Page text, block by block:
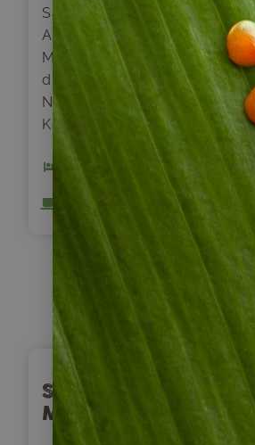
Santiago de Chile nach
Atacama Wüste. Nach Ankunft
Minenstadt Calama starten wir
die Oasenstadt San Pedro de
Nachmittag haben Sie
Kennenlernen dieser
4 x Hotel Casa de Don Tomas
Inklusive Frühstück
Salar de Atacama
Mondtal Valle de la